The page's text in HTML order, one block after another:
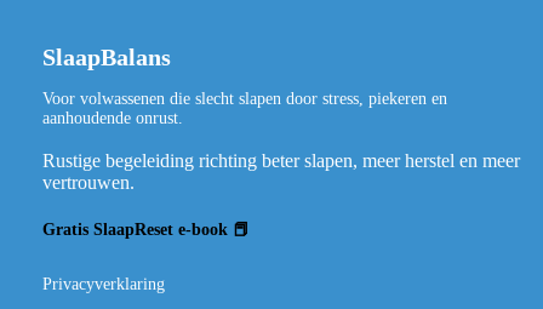
SlaapBalans
Voor volwassenen die slecht slapen door stress, piekeren en
aanhoudende onrust.
Rustige begeleiding richting beter slapen, meer herstel en meer
vertrouwen.
Gratis SlaapReset e-book 📕
Privacyverklaring